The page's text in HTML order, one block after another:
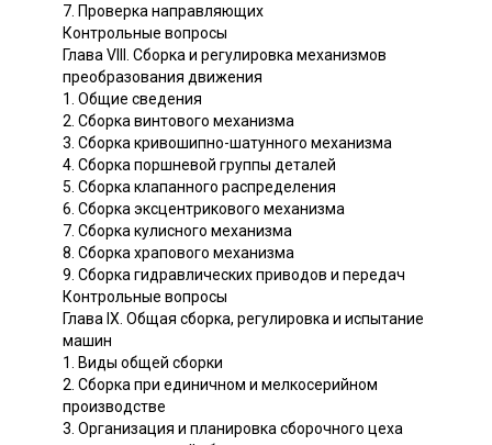
7. Проверка направляющих
Контрольные вопросы
Глава VIII. Сборка и регулировка механизмов
преобразования движения
1. Общие сведения
2. Сборка винтового механизма
3. Сборка кривошипно-шатунного механизма
4. Сборка поршневой группы деталей
5. Сборка клапанного распределения
6. Сборка эксцентрикового механизма
7. Сборка кулисного механизма
8. Сборка храпового механизма
9. Сборка гидравлических приводов и передач
Контрольные вопросы
Глава IX. Общая сборка, регулировка и испытание
машин
1. Виды общей сборки
2. Сборка при единичном и мелкосерийном
производстве
3. Организация и планировка сборочного цеха